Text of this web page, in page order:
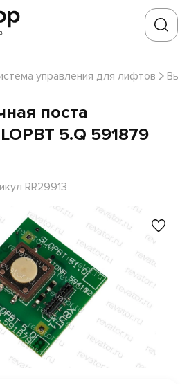
управления для лифтов
поста
5.Q 591879
RR29913